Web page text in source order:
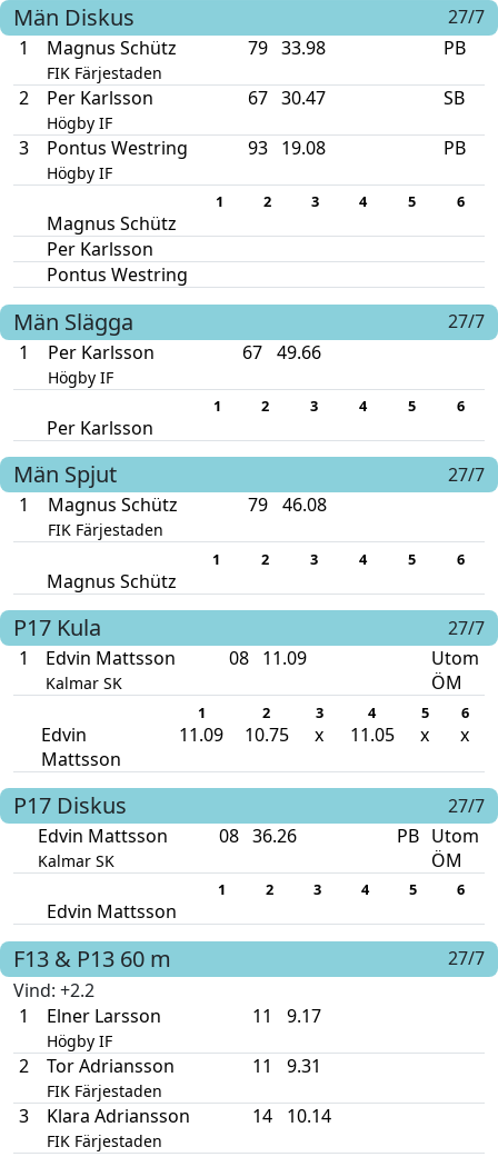
Män Diskus
27/7
1
Magnus Schütz
FIK Färjestaden
79 33.98 PB
2 Per Karlsson
Högby IF
67 30.47 SB
3 Pontus Westring
Högby IF
93 19.08 PB
1 2 3 4 5 6
Magnus Schütz
Per Karlsson
Pontus Westring
Män Slägga
27/7
1
Per Karlsson
Högby IF
67 49.66
1 2 3 4 5 6
Per Karlsson
Män Spjut
27/7
1
Magnus Schütz
FIK Färjestaden
79 46.08
1 2 3 4 5 6
Magnus Schütz
P17 Kula
27/7
1
Edvin Mattsson
Kalmar SK
08 11.09
Utom
ÖM
1 2 3 4 5 6
Edvin
Mattsson
11.09 10.75 x 11.05 x x
P17 Diskus
27/7
Edvin Mattsson
Kalmar SK
08 36.26 PB Utom
ÖM
1 2 3 4 5 6
Edvin Mattsson
F13 & P13 60 m
27/7
Vind: +2.2
1
Elner Larsson
Högby IF
11 9.17
2 Tor Adriansson
FIK Färjestaden
11 9.31
3 Klara Adriansson
FIK Färjestaden
14 10.14